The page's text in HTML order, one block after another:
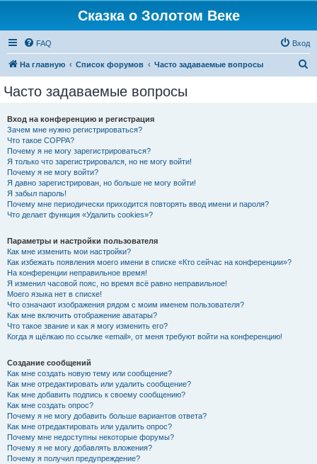
Сказка о Золотом Веке
FAQ Вход
На главную Список форумов Часто задаваемые вопросы
Часто задаваемые вопросы
Вход на конференцию и регистрация
Зачем мне нужно регистрироваться?
Что такое COPPA?
Почему я не могу зарегистрироваться?
Я только что зарегистрировался, но не могу войти!
Почему я не могу войти?
Я давно зарегистрирован, но больше не могу войти!
Я забыл пароль!
Почему мне периодически приходится повторять ввод имени и пароля?
Что делает функция «Удалить cookies»?
Параметры и настройки пользователя
Как мне изменить мои настройки?
Как избежать появления моего имени в списке «Кто сейчас на конференции»?
На конференции неправильное время!
Я изменил часовой пояс, но время всё равно неправильное!
Моего языка нет в списке!
Что означают изображения рядом с моим именем пользователя?
Как мне включить отображение аватары?
Что такое звание и как я могу изменить его?
Когда я щёлкаю по ссылке «email», от меня требуют войти на конференцию!
Создание сообщений
Как мне создать новую тему или сообщение?
Как мне отредактировать или удалить сообщение?
Как мне добавить подпись к своему сообщению?
Как мне создать опрос?
Почему я не могу добавить больше вариантов ответа?
Как мне отредактировать или удалить опрос?
Почему мне недоступны некоторые форумы?
Почему я не могу добавлять вложения?
Почему я получил предупреждение?